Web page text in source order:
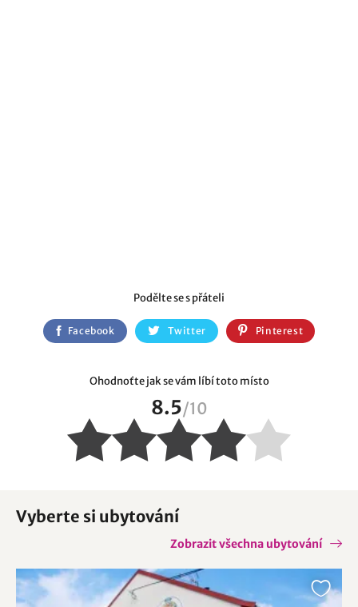
Ohodnoťte jak se vám líbí toto místo
8.5/10
Podělte se s přáteli
Facebook Twitter Pinterest
Vyberte si ubytování
Zobrazit všechna ubytování